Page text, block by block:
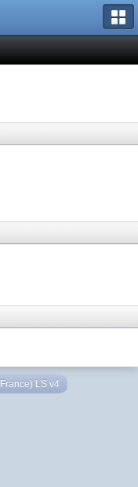
LS v4